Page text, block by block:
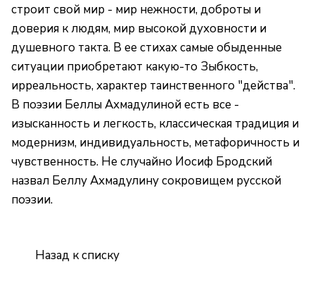
строит свой мир - мир нежности, доброты и
доверия к людям, мир высокой духовности и
душевного такта. В ее стихах самые обыденные
ситуации приобретают какую-то Зыбкость,
ирреальность, характер таинственного "действа".
В поэзии Беллы Ахмадулиной есть все -
изысканность и легкость, классическая традиция и
модернизм, индивидуальность, метафоричность и
чувственность. Не случайно Иосиф Бродский
назвал Беллу Ахмадулину сокровищем русской
поэзии.
Назад к списку